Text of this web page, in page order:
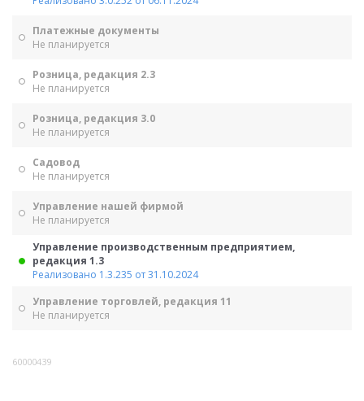
Платежные документы
Не планируется
Розница, редакция 2.3
Не планируется
Розница, редакция 3.0
Не планируется
Садовод
Не планируется
Управление нашей фирмой
Не планируется
Управление производственным предприятием,
редакция 1.3
Реализовано 1.3.235 от 31.10.2024
Управление торговлей, редакция 11
Не планируется
60000439